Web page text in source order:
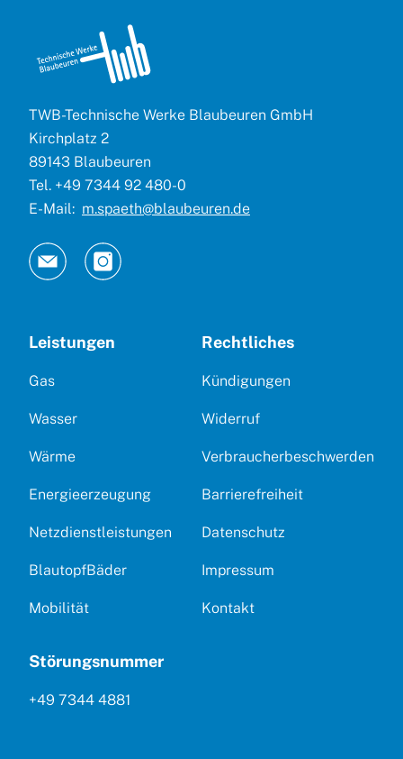
TWB-Technische Werke Blaubeuren GmbH
Kirchplatz 2
89143 Blaubeuren
Tel. +49 7344 92 480-0
E-Mail: m.spaeth@blaubeuren.de
Leistungen
Gas
Wasser
Wärme
Energieerzeugung
Netzdienstleistungen
BlautopfBäder
Mobilität
Rechtliches
Kündigungen
Widerruf
Verbraucherbeschwerden
Barrierefreiheit
Datenschutz
Impressum
Kontakt
Störungsnummer
+49 7344 4881